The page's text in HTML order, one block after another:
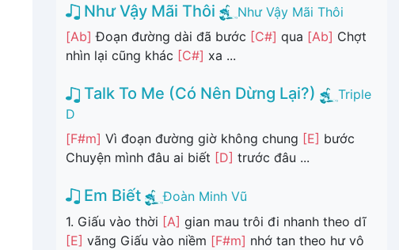
Như Vậy Mãi Thôi
Như Vậy Mãi Thôi
[Ab] Đoạn đường dài đã bước [C#] qua [Ab] Chợt
nhìn lại cũng khác [C#] xa ...
Talk To Me (Có Nên Dừng Lại?)
Triple
D
[F#m] Vì đoạn đường giờ không chung [E] bước
Chuyện mình đâu ai biết [D] trước đâu ...
Em Biết
Đoàn Minh Vũ
1. Giấu vào thời [A] gian mau trôi đi nhanh theo dĩ
[E] vãng Giấu vào niềm [F#m] nhớ tan theo hư vô